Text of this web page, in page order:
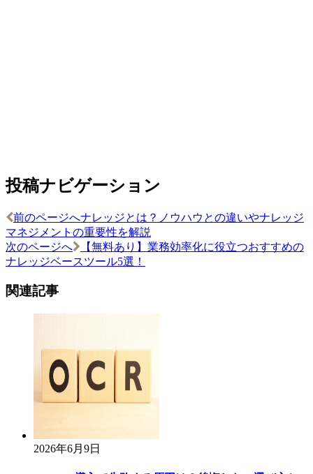
投稿ナビゲーション
前のページへナレッジとは？ノウハウとの違いやナレッジ
マネジメントの重要性を解説
次のページへ
【無料あり】業務効率化に役立つおすすめの
ナレッジベースツール5選！
関連記事
2026年6月9日